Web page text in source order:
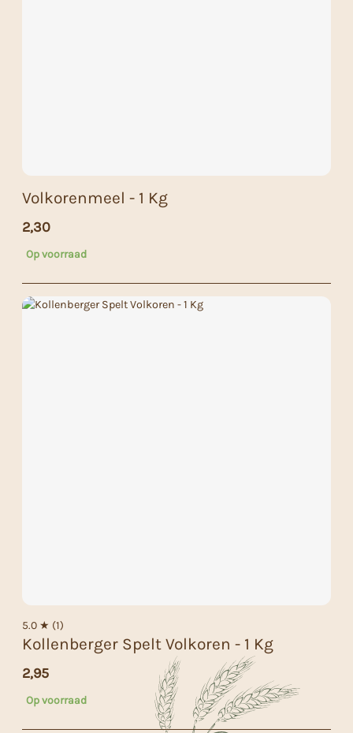
Volkorenmeel - 1 Kg
2,30
Op voorraad
5.0 ★ (1)
Kollenberger Spelt Volkoren - 1 Kg
2,95
Op voorraad